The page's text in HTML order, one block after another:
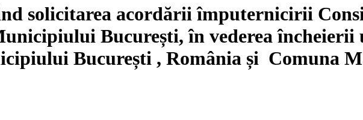
solicitarea acordării împuternicirii
București, în vederea încheierii
București , România și Comuna